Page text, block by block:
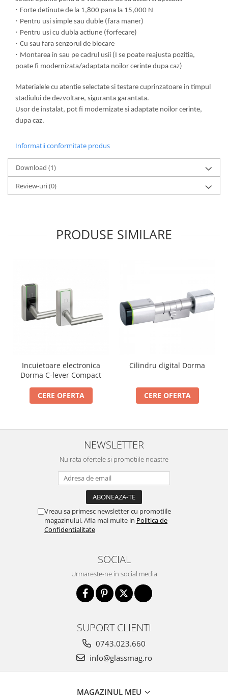
· Forte detinute de la 1,800 pana la 15,000 N
· Pentru usi simple sau duble (fara maner)
· Pentru usi cu dubla actiune (forfecare)
· Cu sau fara senzorul de blocare
· Montarea in sau pe cadrul usii (I se poate reajusta pozitia,
poate fi modernizata/adaptata noilor cerinte dupa caz)
Materialele cu atentie selectate si testare cuprinzatoare in timpul
stadiului de dezvoltare, siguranta garantata.
Usor de instalat, pot fi modernizate si adaptate noilor cerinte,
dupa caz.
Informatii conformitate produs
Download (1)
Review-uri(0)
PRODUSE SIMILARE
Incuietoare electronica
Dorma C-lever Compact
CERE OFERTA
Cilindru digital Dorma
CERE OFERTA
NEWSLETTER
Nu rata ofertele si promotiile noastre
Vreau sa primesc newsletter cu promotiile
magazinului. Afla mai multe in Politica de
Confidentialitate
SOCIAL
Urmareste-ne in social media
SUPORT CLIENTI
0743.023.660
info@glassmag.ro
MAGAZINUL MEU